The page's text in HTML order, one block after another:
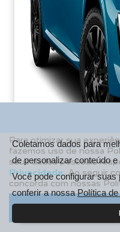
De: R$ 106.990,00
R$ 85.213,38
Para otimizar sua
fazemos uso de nossa
seus dados pessoais
Privacidade . Ao seguir
concorda com nossas
Aceitar
Coletamos dados para
de personalizar conteúdo
Você pode configurar
conferir a nossaPolítica